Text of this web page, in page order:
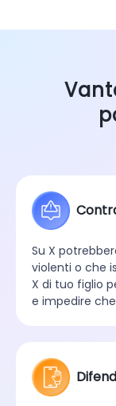
Su X
violenti o che
X di tuo figlio
e impedire